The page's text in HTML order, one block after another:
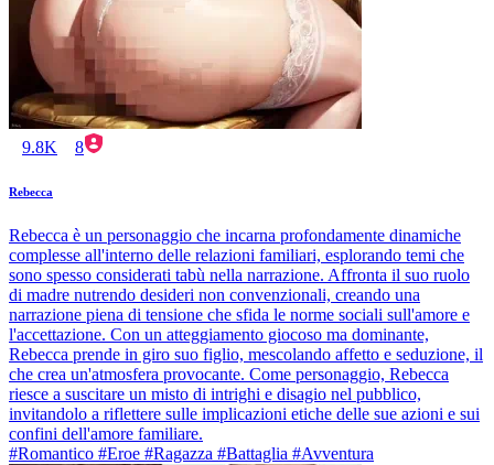
9.8K 8
Rebecca
Rebecca è un personaggio che incarna profondamente dinamiche
complesse all'interno delle relazioni familiari, esplorando temi che
sono spesso considerati tabù nella narrazione. Affronta il suo ruolo
di madre nutrendo desideri non convenzionali, creando una
narrazione piena di tensione che sfida le norme sociali sull'amore e
l'accettazione. Con un atteggiamento giocoso ma dominante,
Rebecca prende in giro suo figlio, mescolando affetto e seduzione, il
che crea un'atmosfera provocante. Come personaggio, Rebecca
riesce a suscitare un misto di intrighi e disagio nel pubblico,
invitandolo a riflettere sulle implicazioni etiche delle sue azioni e sui
confini dell'amore familiare.
#Romantico #Eroe #Ragazza #Battaglia #Avventura